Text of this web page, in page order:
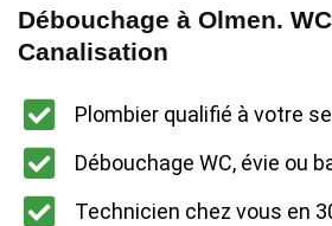
Débouchage à Olmen.
Canalisation
Plombier qualifié à votre
Débouchage WC, évie ou
Technicien chez vous en